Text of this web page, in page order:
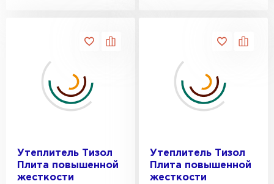
Утеплитель Тизол
Плита повышенной
жесткости
Утеплитель Тизол
Плита повышенной
жесткости